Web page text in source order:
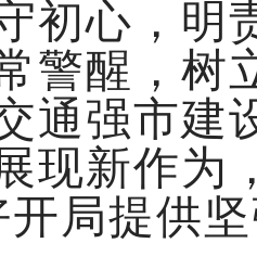
初心，明
警醒，树
通强市建
现新作为
开局提供